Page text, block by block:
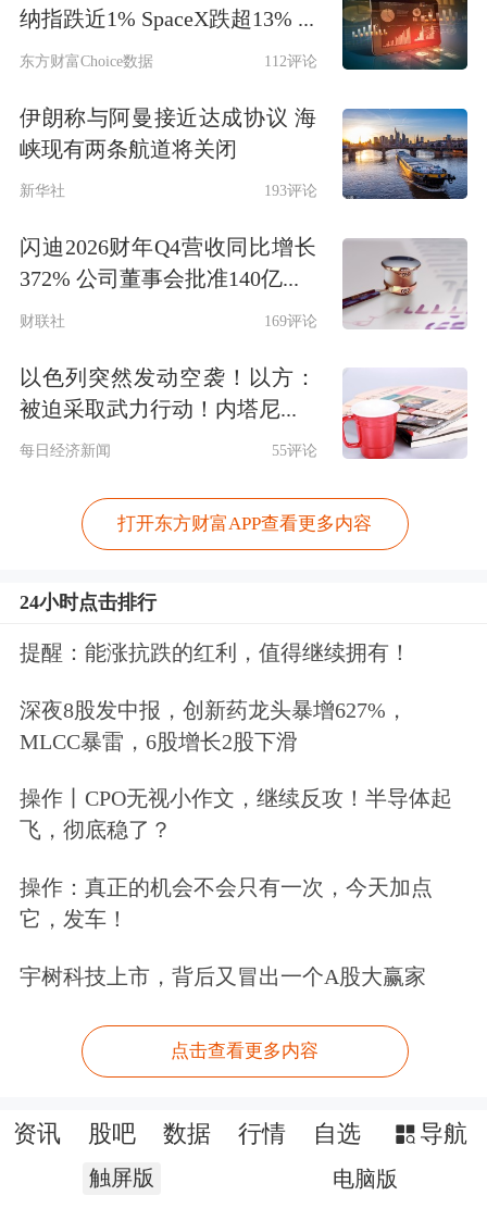
纳指跌近1% SpaceX跌超13% ...
东方财富Choice数据 112评论
伊朗称与阿曼接近达成协议 海
峡现有两条航道将关闭
新华社 193评论
闪迪2026财年Q4营收同比增长
372% 公司董事会批准140亿...
财联社 169评论
以色列突然发动空袭！以方：
被迫采取武力行动！内塔尼...
每日经济新闻 55评论
打开东方财富APP查看更多内容
24小时点击排行
提醒：能涨抗跌的红利，值得继续拥有！
深夜8股发中报，创新药龙头暴增627%，
MLCC暴雷，6股增长2股下滑
操作丨CPO无视小作文，继续反攻！半导体起
飞，彻底稳了？
操作：真正的机会不会只有一次，今天加点
它，发车！
宇树科技上市，背后又冒出一个A股大赢家
点击查看更多内容
资讯 股吧 数据 行情 自选 导航
触屏版 电脑版